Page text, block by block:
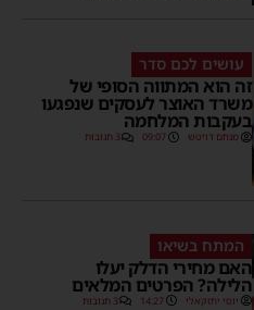
עושים לכם סדר
זה הוא המתווה הסופי של
משרד האוצר לעסקים שנפגעו
בעקבות המלחמה
מנחם דויטש 09:07 3 תגובות
המתח בשיאו
האם מחירי הדלק יעלו
הלילה? הפרטים המלאים
יוסי יחזקאלי 14:27 3 תגובות